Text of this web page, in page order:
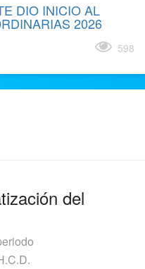
DIO INICIO AL
2026
598
del